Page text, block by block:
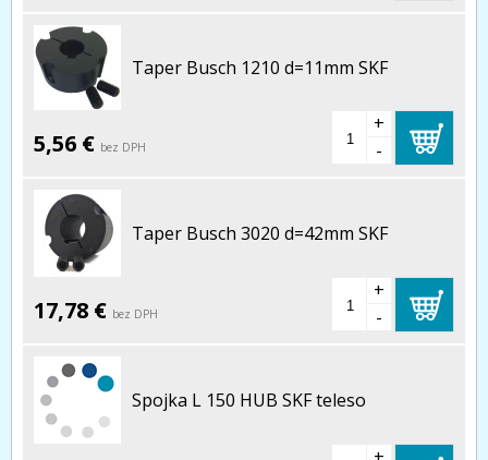
Taper Busch 1210 d=11mm SKF
5,56 € bez DPH
+
-
Taper Busch 3020 d=42mm SKF
17,78 € bez DPH
+
-
Spojka L 150 HUB SKF teleso